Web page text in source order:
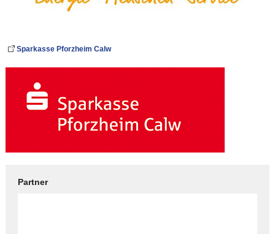
Sparkasse Pforzheim Calw
Partner